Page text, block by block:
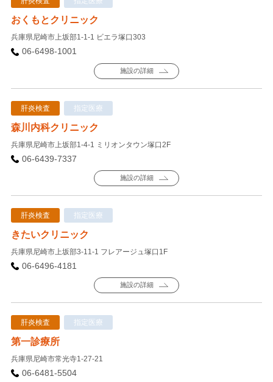
おくもとクリニック
兵庫県尼崎市上坂部1-1-1 ビエラ塚口303
06-6498-1001
施設の詳細
肝炎検査 指定医療
森川内科クリニック
兵庫県尼崎市上坂部1-4-1 ミリオンタウン塚口2F
06-6439-7337
施設の詳細
肝炎検査 指定医療
きたいクリニック
兵庫県尼崎市上坂部3-11-1 フレアージュ塚口1F
06-6496-4181
施設の詳細
肝炎検査 指定医療
第一診療所
兵庫県尼崎市常光寺1-27-21
06-6481-5504